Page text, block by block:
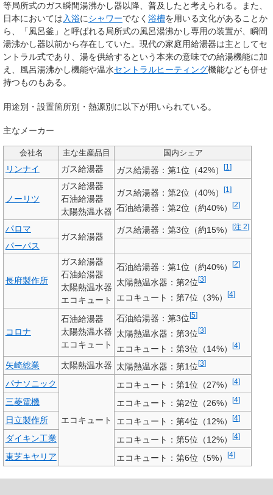
等局所式のガス瞬間湯沸かし器以降、普及したと考えられる。また、
日本においては 入浴にシャワーでなく 浴槽を用いる文化があることか
ら、「風呂釜」と呼ばれる局所式の風呂湯沸かし専用の装置が、瞬間
湯沸かし器以前から存在していた。現代の家庭用給湯器は主としてセ
ントラル式であり、湯を供給するという本来の意味での給湯機能に加
え、風呂湯沸かし機能や温水セントラルヒーティング機能なども併せ
持つものもある。
用途別・設置箇所別・熱源別に以下が用いられている。
主なメーカー
会社名 主な生産品目 国内シェア
リンナイ ガス給湯器 ガス給湯器：第1位（42%） [1 ]
ノーリツ
ガス給湯器
石油給湯器
太陽熱温水器
ガス給湯器：第2位（40%） [1 ]
石油給湯器：第2位（約40%） [2]
パロマ
ガス給湯器
ガス給湯器：第3位（約15%） [注 2]
パーパス
長府製作所
ガス給湯器
石油給湯器
太陽熱温水器
エコキュート
石油給湯器：第1位（約40%） [2]
太陽熱温水器：第2位[3]
エコキュート：第7位（3%） [4]
コロナ
石油給湯器
太陽熱温水器
エコキュート
石油給湯器：第3位[5]
太陽熱温水器：第3位[3]
エコキュート：第3位（14%） [4]
矢崎総業 太陽熱温水器 太陽熱温水器：第1位[3]
パナソニック
エコキュート
エコキュート：第1位（27%） [4]
三菱電機 エコキュート：第2位（26%） [4]
日立製作所 エコキュート：第4位（12%） [4]
ダイキン工業 エコキュート：第5位（12%） [4]
東芝キヤリア エコキュート：第6位（5%） [4]